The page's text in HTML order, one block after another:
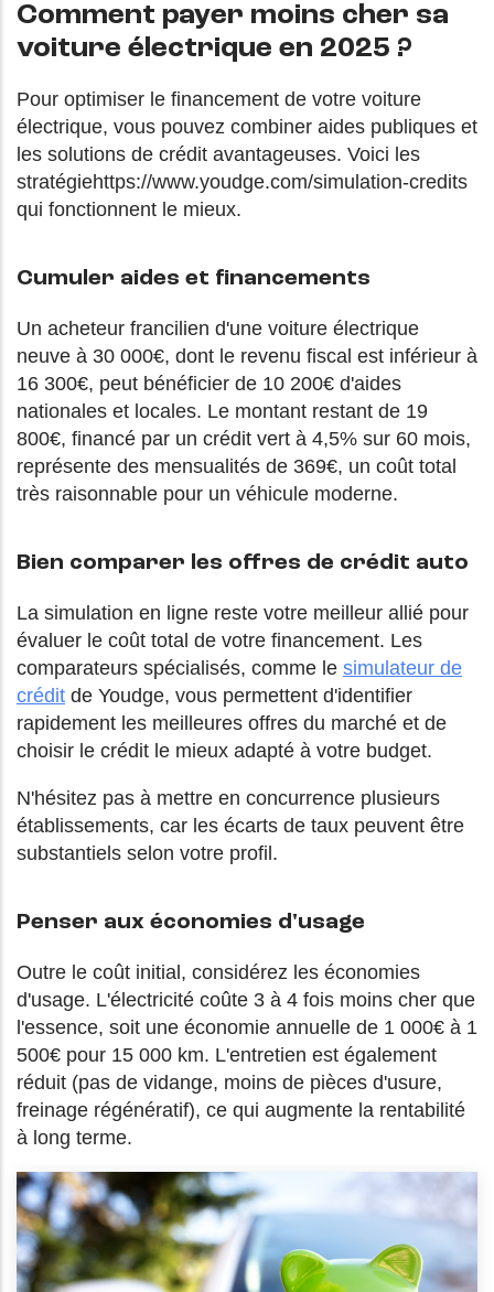
Comment payer moins cher sa
voiture électrique en 2025 ?
Pour optimiser le financement de votre voiture
électrique, vous pouvez combiner aides publiques et
les solutions de crédit avantageuses. Voici les
stratégiehttps://www.youdge.com/simulation-credits
qui fonctionnent le mieux.
Cumuler aides et financements
Un acheteur francilien d'une voiture électrique
neuve à 30 000€, dont le revenu fiscal est inférieur à
16 300€, peut bénéficier de 10 200€ d'aides
nationales et locales. Le montant restant de 19
800€, financé par un crédit vert à 4,5% sur 60 mois,
représente des mensualités de 369€, un coût total
très raisonnable pour un véhicule moderne.
Bien comparer les offres de crédit auto
La simulation en ligne reste votre meilleur allié pour
évaluer le coût total de votre financement. Les
comparateurs spécialisés, comme le simulateur de
crédit de Youdge, vous permettent d'identifier
rapidement les meilleures offres du marché et de
choisir le crédit le mieux adapté à votre budget.
N'hésitez pas à mettre en concurrence plusieurs
établissements, car les écarts de taux peuvent être
substantiels selon votre profil.
Penser aux économies d'usage
Outre le coût initial, considérez les économies
d'usage. L'électricité coûte 3 à 4 fois moins cher que
l'essence, soit une économie annuelle de 1 000€ à 1
500€ pour 15 000 km. L'entretien est également
réduit (pas de vidange, moins de pièces d'usure,
freinage régénératif), ce qui augmente la rentabilité
à long terme.